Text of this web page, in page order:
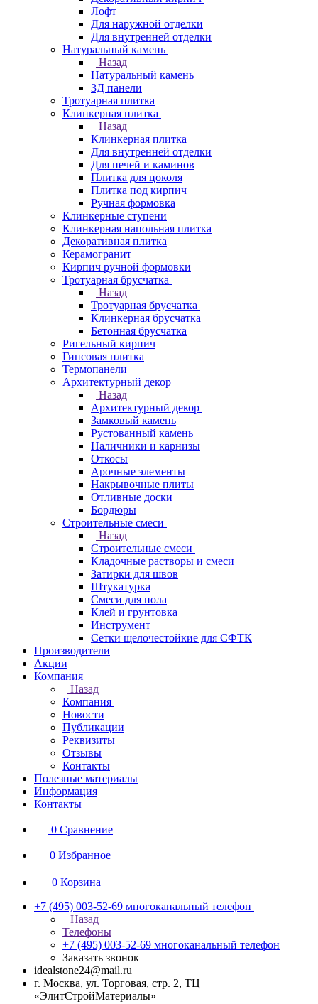
Лофт
Для наружной отделки
Для внутренней отделки
Натуральный камень
Назад
Натуральный камень
3Д панели
Тротуарная плитка
Клинкерная плитка
Назад
Клинкерная плитка
Для внутренней отделки
Для печей и каминов
Плитка для цоколя
Плитка под кирпич
Ручная формовка
Клинкерные ступени
Клинкерная напольная плитка
Декоративная плитка
Керамогранит
Кирпич ручной формовки
Тротуарная брусчатка
Назад
Тротуарная брусчатка
Клинкерная брусчатка
Бетонная брусчатка
Ригельный кирпич
Гипсовая плитка
Термопанели
Архитектурный декор
Назад
Архитектурный декор
Замковый камень
Рустованный камень
Наличники и карнизы
Откосы
Арочные элементы
Накрывочные плиты
Отливные доски
Бордюры
Строительные смеси
Назад
Строительные смеси
Кладочные растворы и смеси
Затирки для швов
Штукатурка
Смеси для пола
Клей и грунтовка
Инструмент
Сетки щелочестойкие для СФТК
Производители
Акции
Компания
Назад
Компания
Новости
Публикации
Реквизиты
Отзывы
Контакты
Полезные материалы
Информация
Контакты
0 Сравнение
0 Избранное
0 Корзина
+7 (495) 003-52-69 многоканальный телефон
Назад
Телефоны
+7 (495) 003-52-69 многоканальный телефон
Заказать звонок
idealstone24@mail.ru
г. Москва, ул. Торговая, стр. 2, ТЦ
«ЭлитСтройМатериалы»